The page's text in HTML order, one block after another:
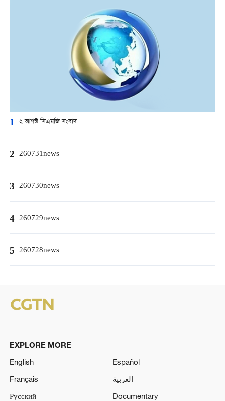
1 ২ আগস্ট সিএমজি সংবাদ
2 260731news
3 260730news
4 260729news
5 260728news
EXPLORE MORE
English
Español
Français
العربية
Русский
Documentary